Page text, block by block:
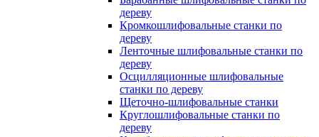
дереву
Кромкошлифовальные станки по
дереву
Ленточные шлифовальные станки по
дереву
Осцилляционные шлифовальные
станки по дереву
Щеточно-шлифовальные станки
Круглошлифовальные станки по
дереву